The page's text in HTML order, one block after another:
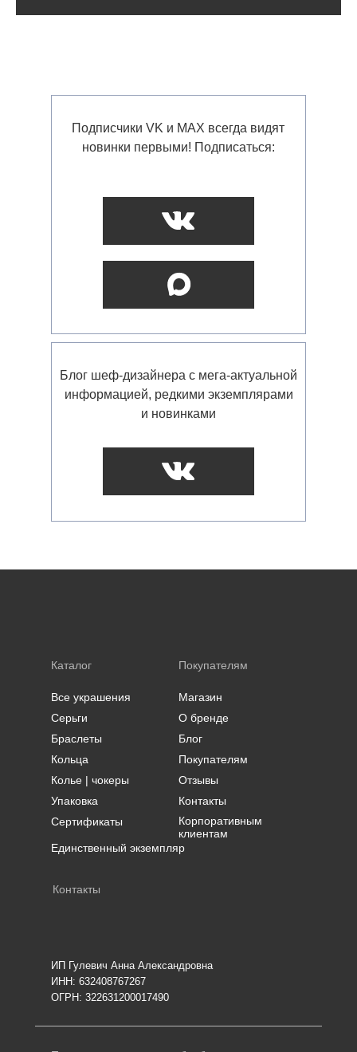
Блог шеф-дизайнера с мега-актуальной
информацией, редкими экземплярами
и новинками
Подписчики VK и MAX всегда видят
новинки первыми! Подписаться:
Каталог
Все украшения
Покупателям
Серьги
Браслеты
Кольца
Колье | чокеры
Упаковка
Сертификаты
Единственный экземпляр
Магазин
О бренде
Блог
Покупателям
Отзывы
Контакты
Корпоративным
клиентам
ИП Гулевич Анна Александровна
ИНН: 632408767267
ОГРН: 322631200017490
Контакты